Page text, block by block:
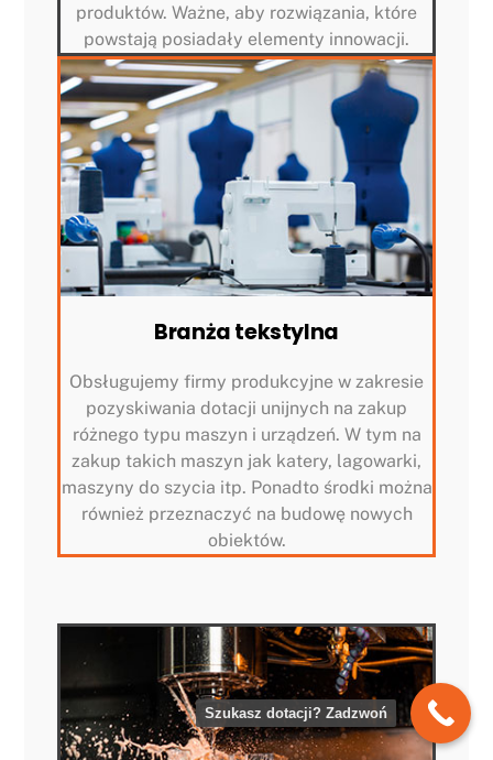
produktów. Ważne, aby rozwiązania, które
powstają posiadały elementy innowacji.
Branża tekstylna
Obsługujemy firmy produkcyjne w zakresie
pozyskiwania dotacji unijnych na zakup
różnego typu maszyn i urządzeń. W tym na
zakup takich maszyn jak katery, lagowarki,
maszyny do szycia itp. Ponadto środki można
również przeznaczyć na budowę nowych
obiektów.
Szukasz dotacji? Zadzwoń